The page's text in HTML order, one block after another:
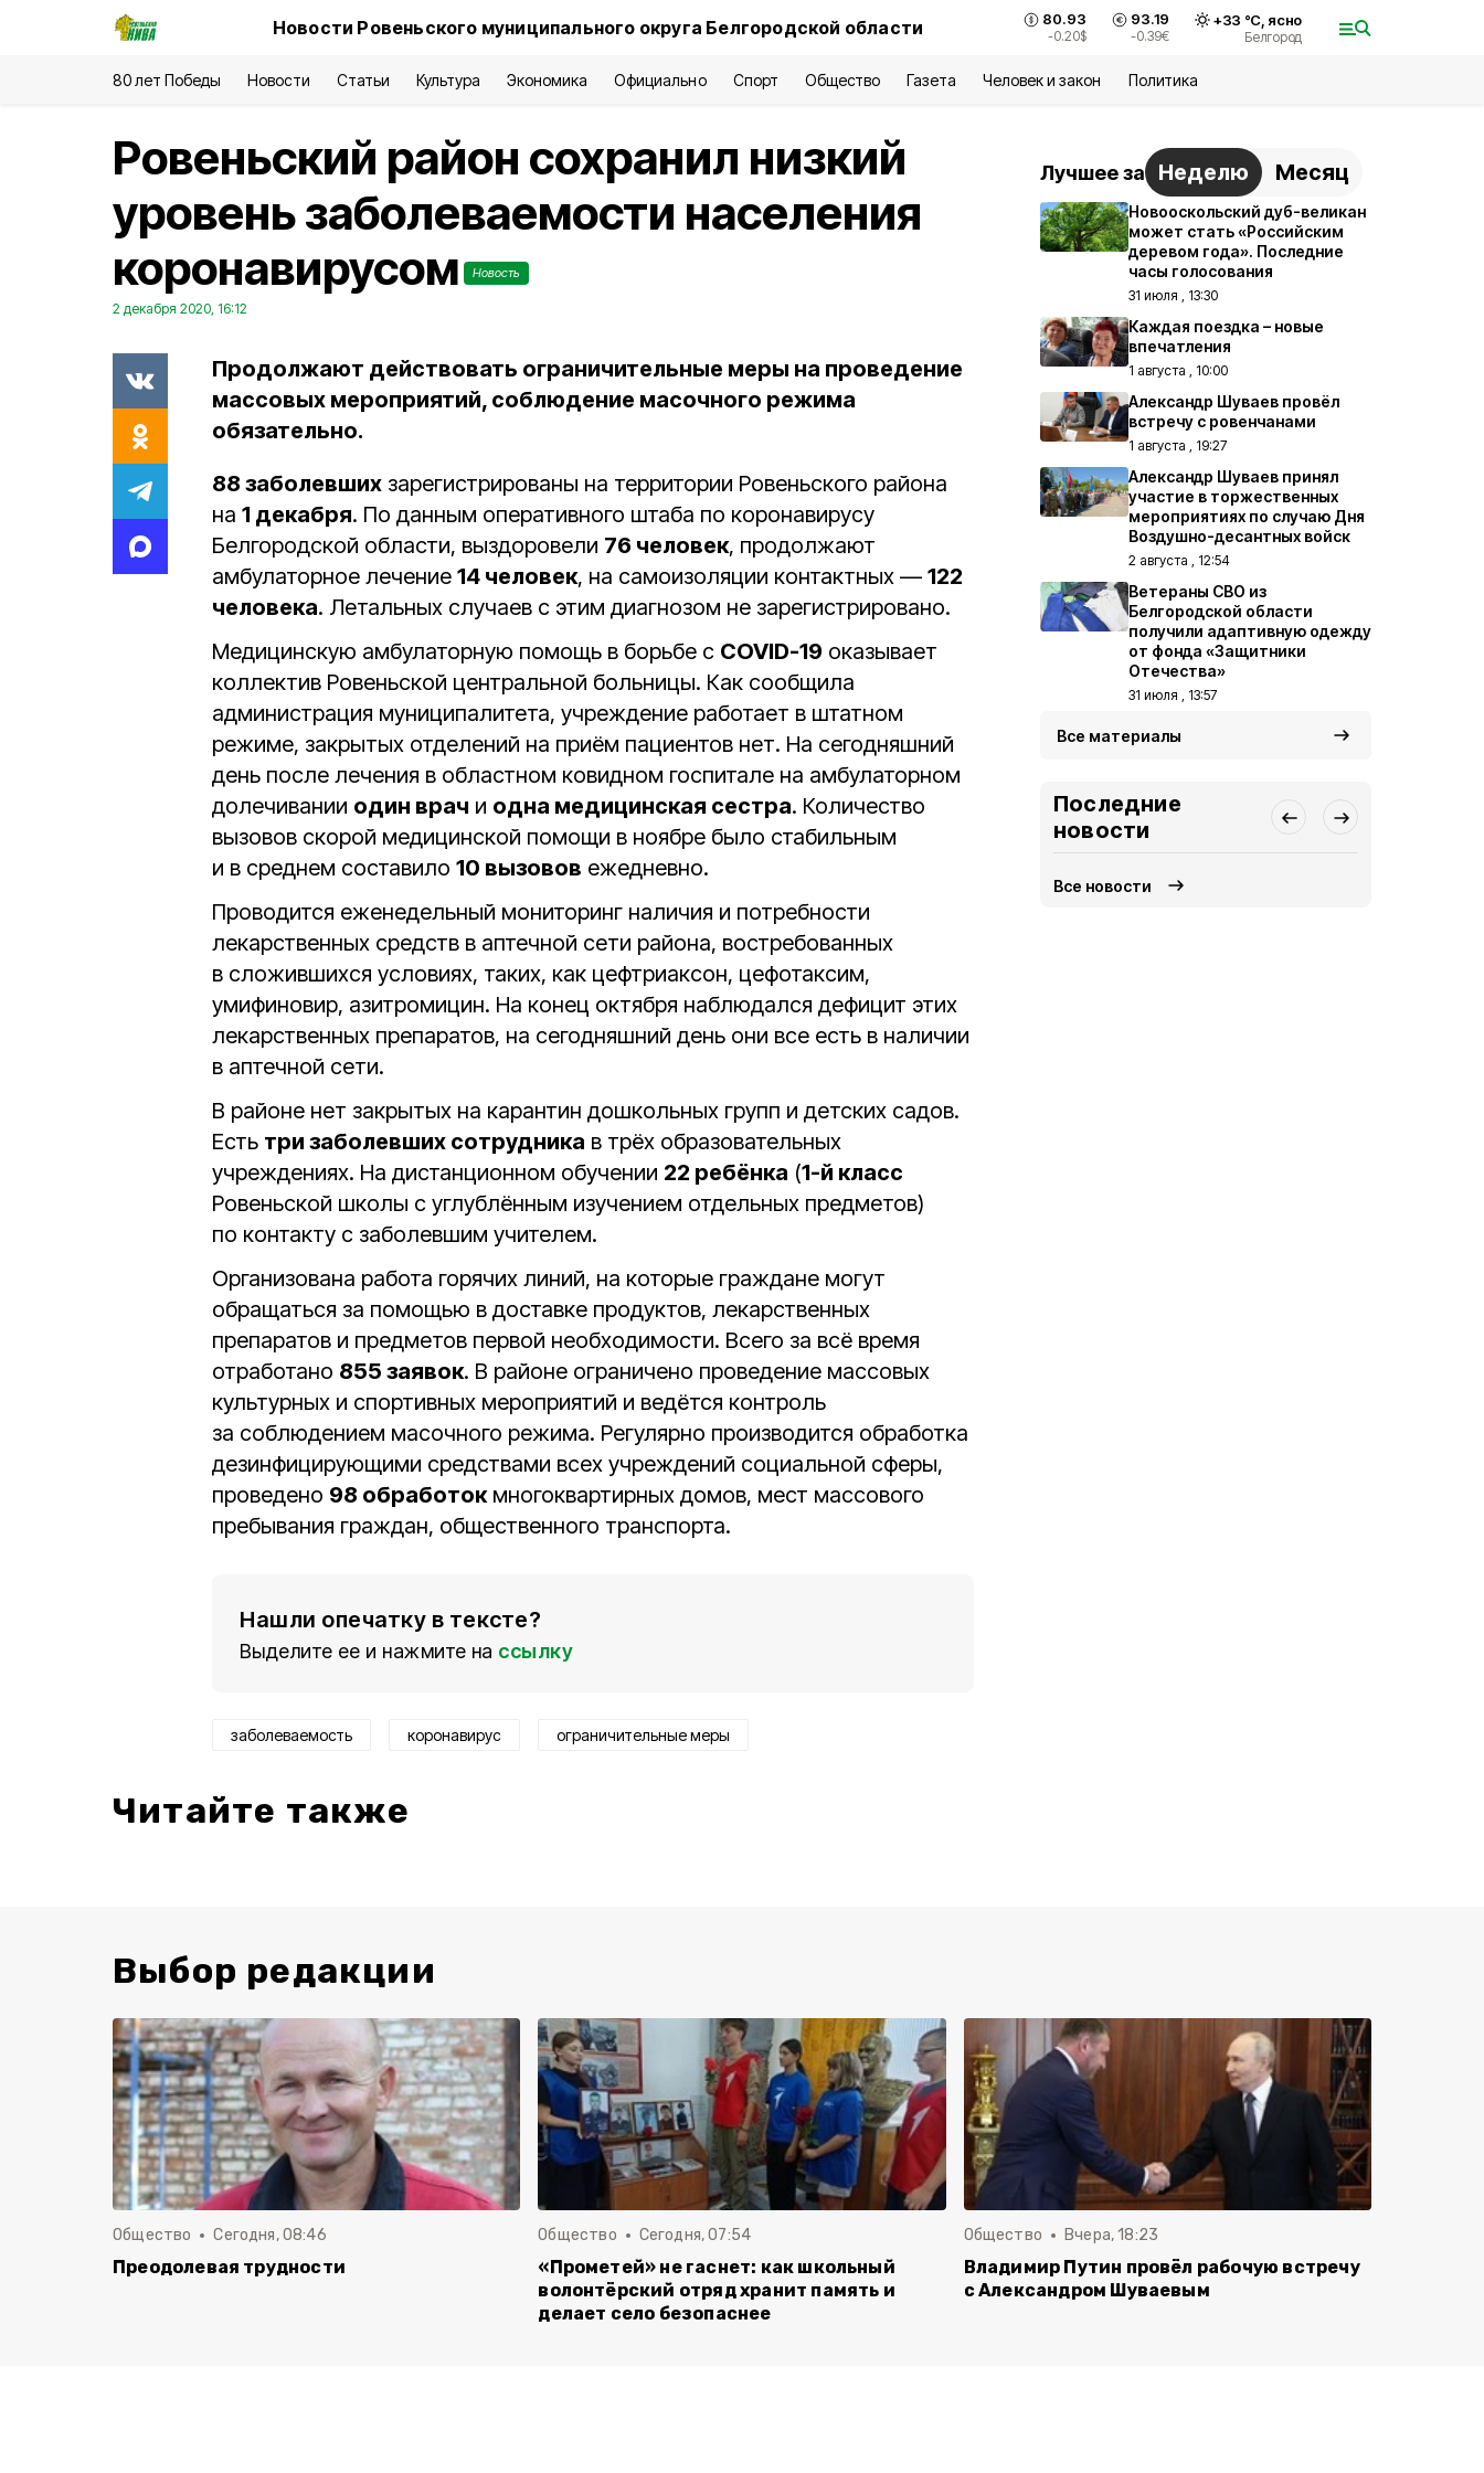
Новости Ровеньского муниципального округа Белгородской области 80.93
-0.20$
93.19
-0.39€
+33 °С, ясно
Белгород
80 лет Победы Новости Статьи Культура Экономика Официально Спорт Общество Газета Человек и закон Политика
Ровеньский район сохранил низкий
уровень заболеваемости населения
коронавирусом
Новость
2 декабря 2020, 16:12
Продолжают действовать ограничительные меры на проведение
массовых мероприятий, соблюдение масочного режима
обязательно.
88 заболевших зарегистрированы на территории Ровеньского района
на 1 декабря. По данным оперативного штаба по коронавирусу
Белгородской области, выздоровели 76 человек, продолжают
амбулаторное лечение 14 человек, на самоизоляции контактных — 122
человека. Летальных случаев с этим диагнозом не зарегистрировано.
Медицинскую амбулаторную помощь в борьбе с COVID-19 оказывает
коллектив Ровеньской центральной больницы. Как сообщила
администрация муниципалитета, учреждение работает в штатном
режиме, закрытых отделений на приём пациентов нет. На сегодняшний
день после лечения в областном ковидном госпитале на амбулаторном
долечивании один врач и одна медицинская сестра. Количество
вызовов скорой медицинской помощи в ноябре было стабильным
и в среднем составило 10 вызовов ежедневно.
Проводится еженедельный мониторинг наличия и потребности
лекарственных средств в аптечной сети района, востребованных
в сложившихся условиях, таких, как цефтриаксон, цефотаксим,
умифиновир, азитромицин. На конец октября наблюдался дефицит этих
лекарственных препаратов, на сегодняшний день они все есть в наличии
в аптечной сети.
В районе нет закрытых на карантин дошкольных групп и детских садов.
Есть три заболевших сотрудника в трёх образовательных
учреждениях. На дистанционном обучении 22 ребёнка (1-й класс
Ровеньской школы с углублённым изучением отдельных предметов)
по контакту с заболевшим учителем.
Организована работа горячих линий, на которые граждане могут
обращаться за помощью в доставке продуктов, лекарственных
препаратов и предметов первой необходимости. Всего за всё время
отработано 855 заявок. В районе ограничено проведение массовых
культурных и спортивных мероприятий и ведётся контроль
за соблюдением масочного режима. Регулярно производится обработка
дезинфицирующими средствами всех учреждений социальной сферы,
проведено 98 обработокмногоквартирных домов, мест массового
пребывания граждан, общественного транспорта.
Нашли опечатку в тексте?
Выделите ее и нажмите на ссылку
заболеваемость коронавирус ограничительные меры
Читайте также
Лучшее за Неделю Месяц
Новооскольский дуб-великан
может стать «Российским
деревом года». Последние
часы голосования
31 июля , 13:30
Каждая поездка – новые
впечатления
1 августа , 10:00
Александр Шуваев провёл
встречу с ровенчанами
1 августа , 19:27
Александр Шуваев принял
участие в торжественных
мероприятиях по случаю Дня
Воздушно-десантных войск
2 августа , 12:54
Ветераны СВО из
Белгородской области
получили адаптивную одежду
от фонда «Защитники
Отечества»
31 июля , 13:57
Все материалы
Последние
новости
Все новости
Выбор редакции
Общество Сегодня, 08:46
Преодолевая трудности
Общество Сегодня, 07:54
«Прометей» не гаснет: как школьный
волонтёрский отряд хранит память и
делает село безопаснее
Общество Вчера, 18:23
Владимир Путин провёл рабочую встречу
с Александром Шуваевым